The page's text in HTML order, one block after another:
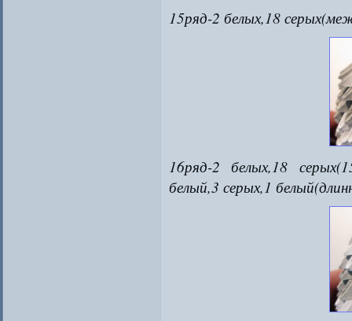
15ряд-2 белых,18
16ряд-2 белых,18
белый,3 серых,1